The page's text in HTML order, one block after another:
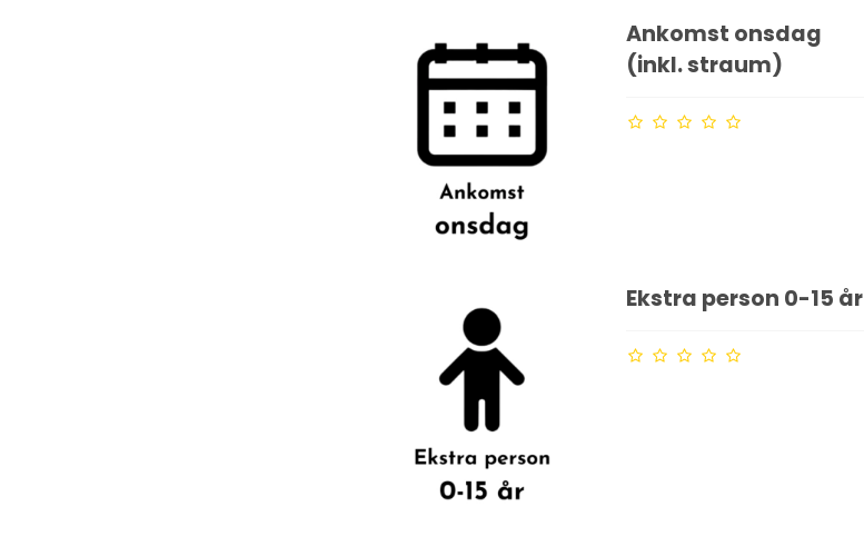
Ankomst onsdag
(inkl. straum)
Ekstra person 0-15 år